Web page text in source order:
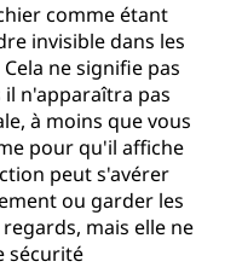
comme étant
invisible dans les
ne signifie pas
n'apparaîtra pas
à moins que vous
pour qu'il affiche
peut s'avérer
ou garder les
mais elle ne
sécurité